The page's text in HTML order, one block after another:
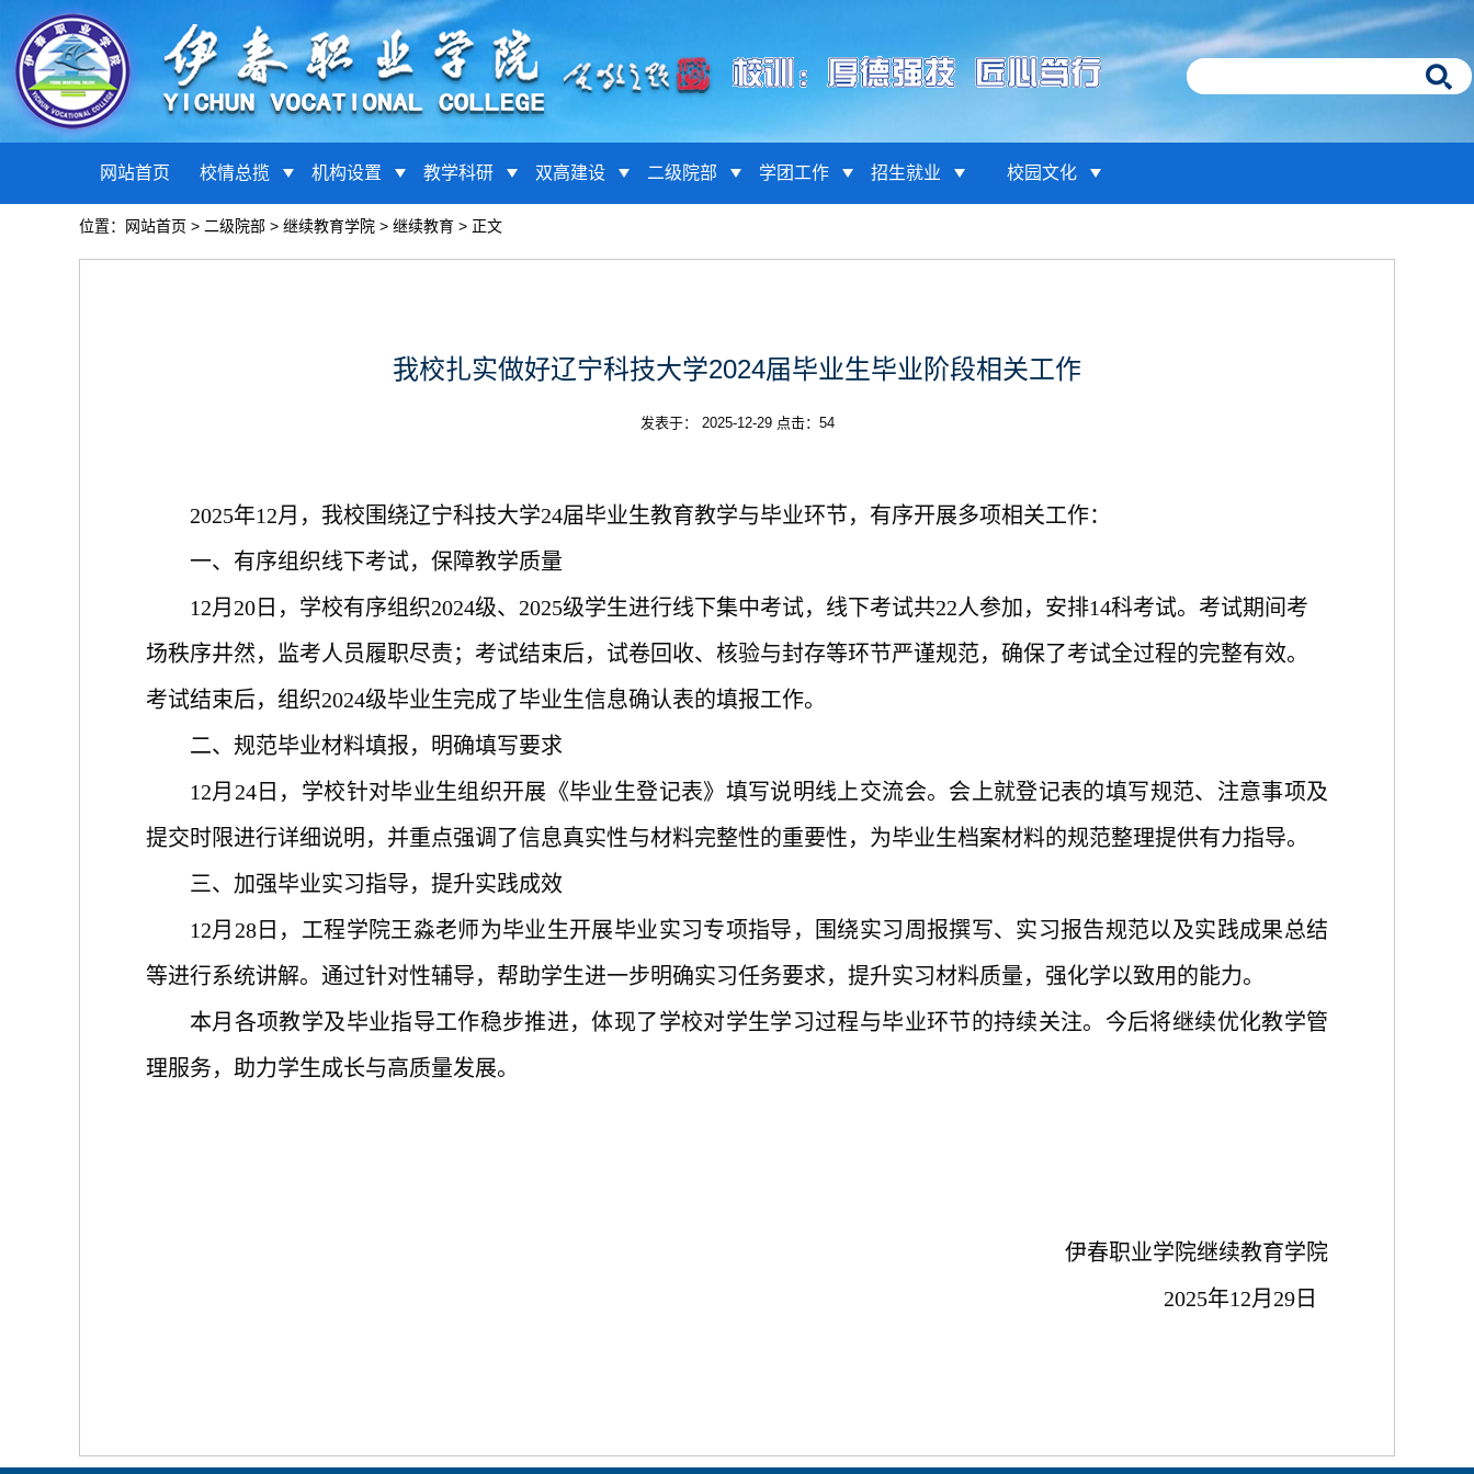
网站首页 校情总揽 机构设置 教学科研 双高建设 二级院部 学团工作 招生就业 校园文化
位置： 网站首页 > 二级院部 > 继续教育学院 > 继续教育 > 正文
我校扎实做好辽宁科技大学2024届毕业生毕业阶段相关工作
发表于： 2025-12-29 点击： 54
2025年12月 ，我校围绕辽宁科技大学24届毕业生教育教学与毕业环节， 有序开展多项相关工作：
一、有序组织线下考试，保障教学质量
12月20日，学校有序组织2024级、2025级学生进行线下集中考试，线下考试共22人参加，安排14科考试。考试期间考
场秩序井然，监考人员履职尽责；考试结束后，试卷回收、核验与封存等环节严谨规范，确保了考试全过程的完整有效。
考试结束后，组织2024级毕业生完成了毕业生信息确认表的填报工作。
二、规范毕业材料填报，明确填写要求
12月24日，学校针对毕业生组织开展《毕业生登记表》填写说明线上交流会。会上就登记表的填写规范、注意事项及
提交时限进行详细说明，并重点强调了信息真实性与材料完整性的重要性，为毕业生档案材料的规范整理提供有力指导。
三、加强毕业实习指导，提升实践成效
12月28日，工程学院王淼老师为毕业生开展毕业实习专项指导，围绕实习周报撰写、实习报告规范以及实践成果总结
等进行系统讲解。通过针对性辅导，帮助学生进一步明确实习任务要求，提升实习材料质量，强化学以致用的能力。
本月各项教学及毕业指导工作稳步推进，体现了学校对学生学习过程与毕业环节的持续关注。今后将继续优化教学管
理服务，助力学生成长与高质量发展。
伊春职业学院继续教育学院
2025年12月29日